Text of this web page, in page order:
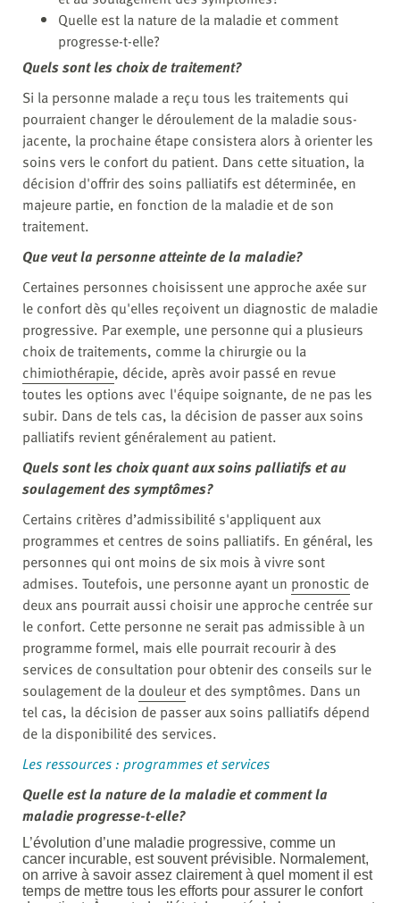
Quelle est la nature de la maladie et comment
progresse-t-elle?
Quels sont les choix de traitement?
Si la personne malade a reçu tous les traitements qui
pourraient changer le déroulement de la maladie sous-
jacente, la prochaine étape consistera alors à orienter les
soins vers le confort du patient. Dans cette situation, la
décision d'offrir des soins palliatifs est déterminée, en
majeure partie, en fonction de la maladie et de son
traitement.
Que veut la personne atteinte de la maladie?
Certaines personnes choisissent une approche axée sur
le confort dès qu'elles reçoivent un diagnostic de maladie
progressive. Par exemple, une personne qui a plusieurs
choix de traitements, comme la chirurgie ou la
chimiothérapie, décide, après avoir passé en revue
toutes les options avec l'équipe soignante, de ne pas les
subir. Dans de tels cas, la décision de passer aux soins
palliatifs revient généralement au patient.
Quels sont les choix quant aux soins palliatifs et au
soulagement des symptômes?
Certains critères d’admissibilité s'appliquent aux
programmes et centres de soins palliatifs. En général, les
personnes qui ont moins de six mois à vivre sont
admises. Toutefois, une personne ayant un pronostic de
deux ans pourrait aussi choisir une approche centrée sur
le confort. Cette personne ne serait pas admissible à un
programme formel, mais elle pourrait recourir à des
services de consultation pour obtenir des conseils sur le
soulagement de la douleuret des symptômes. Dans un
tel cas, la décision de passer aux soins palliatifs dépend
de la disponibilité des services.
Les ressources : programmes et services
Quelle est la nature de la maladie et comment la
maladie progresse-t-elle?
L’évolution d’une maladie progressive, comme un
cancer incurable, est souvent prévisible. Normalement,
on arrive à savoir assez clairement à quel moment il est
temps de mettre tous les efforts pour assurer le confort